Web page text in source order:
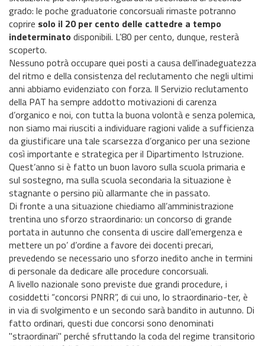
grado: le poche graduatorie concorsuali rimaste potranno
coprire solo il 20 per cento delle cattedre a tempo
indeterminato disponibili. L’80 per cento, dunque, resterà
scoperto.
Nessuno potrà occupare quei posti a causa dell'inadeguatezza
del ritmo e della consistenza del reclutamento che negli ultimi
anni abbiamo evidenziato con forza. Il Servizio reclutamento
della PAT ha sempre addotto motivazioni di carenza
d’organico e noi, con tutta la buona volontà e senza polemica,
non siamo mai riusciti a individuare ragioni valide a sufficienza
da giustificare una tale scarsezza d’organico per una sezione
così importante e strategica per il Dipartimento Istruzione.
Quest’anno si è fatto un buon lavoro sulla scuola primaria e
sul sostegno, ma sulla scuola secondaria la situazione è
stagnante o persino più allarmante che in passato.
Di fronte a una situazione chiediamo all’amministrazione
trentina uno sforzo straordinario: un concorso di grande
portata in autunno che consenta di uscire dall’emergenza e
mettere un po’ d’ordine a favore dei docenti precari,
prevedendo se necessario uno sforzo inedito anche in termini
di personale da dedicare alle procedure concorsuali.
A livello nazionale sono previste due grandi procedure, i
cosiddetti “concorsi PNRR”, di cui uno, lo straordinario-ter, è
in via di svolgimento e un secondo sarà bandito in autunno. Di
fatto ordinari, questi due concorsi sono denominati
"straordinari" perché sfruttando la coda del regime transitorio